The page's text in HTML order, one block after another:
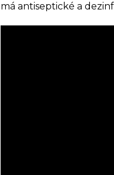
má antiseptické a